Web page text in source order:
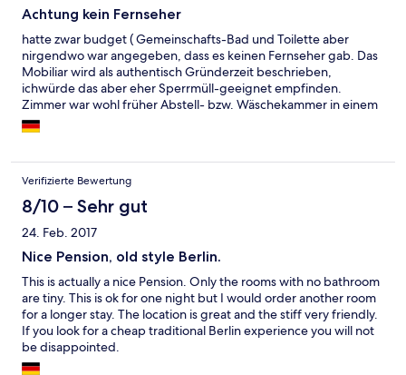
Achtung kein Fernseher
hatte zwar budget ( Gemeinschafts-Bad und Toilette aber
nirgendwo war angegeben, dass es keinen Fernseher gab. Das
Mobiliar wird als authentisch Gründerzeit beschrieben,
ichwürde das aber eher Sperrmüll-geeignet empfinden.
Zimmer war wohl früher Abstell- bzw. Wäschekammer in einem
hochherrschaftlichen Gründerzeithaus. Geworben wird damit,
dass die Wohnung (beletage) von dem Stummfilmstar Asta
Reception und Frühstücksraum
Verifizierte Bewertung
8/10 – Sehr gut
24. Feb. 2017
Nice Pension, old style Berlin.
This is actually a nice Pension. Only the rooms with no bathroom
are tiny. This is ok for one night but I would order another room
for a longer stay. The location is great and the stiff very friendly.
If you look for a cheap traditional Berlin experience you will not
be disappointed.